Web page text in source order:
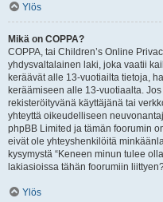
Ylös
Mikä on COPPA?
COPPA, tai Children’s Online
yhdysvaltalainen laki, joka vaatii
keräävät alle 13-vuotiailta tietoja,
keräämiseen alle 13-vuotiaalta.
rekisteröityvänä käyttäjänä tai
yhteyttä oikeudelliseen
phpBB Limited ja tämän foorumin
eivät ole yhteyshenkilöitä
kysymystä “Keneen minun tulee
lakiasioissa tähän foorumiin
Ylös